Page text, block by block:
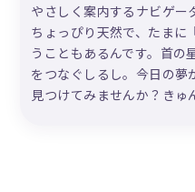
やさしく案内するナビゲー
ちょっぴり天然で、たま
うこともあるんです。首の
をつなぐしるし。今日の夢
見つけてみませんか？きゅ